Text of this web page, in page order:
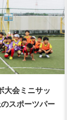
大会ミニサッ
スポーツパー